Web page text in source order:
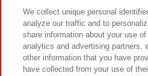
イベント・キャンペーン
We collect unique personal
analyze our traffic and to
share information about your use
analytics and advertising partners,
other information that you have
have collected from your use of